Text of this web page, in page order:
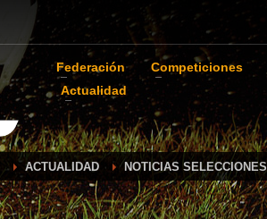
Federación Competiciones
Actualidad
ACTUALIDAD NOTICIAS SELECCIONES